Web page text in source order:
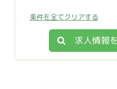
条件を全てクリアする
求人情報